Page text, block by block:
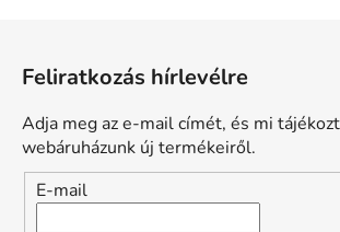
Feliratkozás hírlevélre
Adja meg az e-mail címét, és mi
webáruházunk új termékeiről.
E-mail